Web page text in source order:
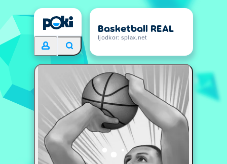
Basketball REAL
Ijodkor: splax.net